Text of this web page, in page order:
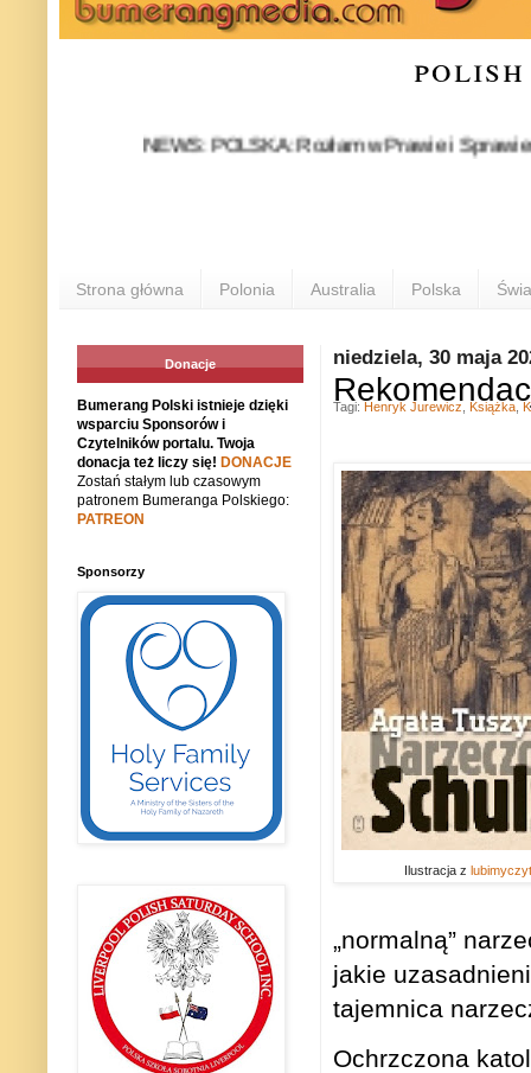
NEWS: POLSKA: Rozłam w Prawie i
Strona główna Polonia Australia Polska
niedziela, 30 maja
Ilustracja z
„normalną”
jakie
tajemnica
Ochrzczona
Tagi: Henryk Jurewicz Książka
Donacje
Bumerang Polski istnieje dzięki
wsparciu Sponsorów i
Czytelników portalu. Twoja
donacja też liczy się! DONACJE
Zostań stałym lub czasowym
patronem Bumeranga Polskiego:
PATREON
Sponsorzy